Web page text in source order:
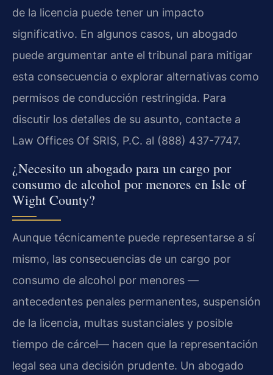
de la licencia puede tener un impacto
significativo. En algunos casos, un abogado
puede argumentar ante el tribunal para mitigar
esta consecuencia o explorar alternativas como
permisos de conducción restringida. Para
discutir los detalles de su asunto, contacte a
Law Offices Of SRIS, P.C. al (888) 437-7747.
¿Necesito un abogado para un cargo por
consumo de alcohol por menores en Isle of
Wight County?
Aunque técnicamente puede representarse a sí
mismo, las consecuencias de un cargo por
consumo de alcohol por menores —
antecedentes penales permanentes, suspensión
de la licencia, multas sustanciales y posible
tiempo de cárcel— hacen que la representación
legal sea una decisión prudente. Un abogado